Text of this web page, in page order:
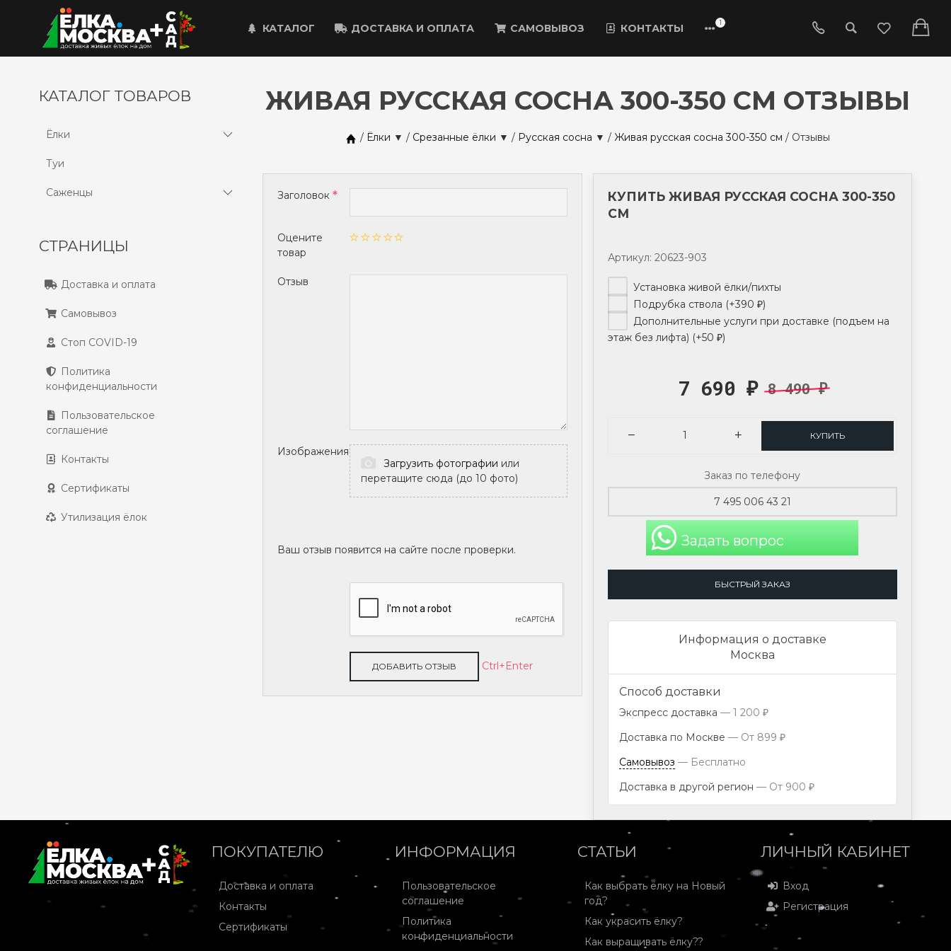
КАТАЛОГ ДОСТАВКА И ОПЛАТА САМОВЫВОЗ КОНТАКТЫ 1
КАТАЛОГ ТОВАРОВ
Ёлки
Туи
Саженцы
СТРАНИЦЫ
Доставка и оплата
Самовывоз
Стоп COVID-19
Политика
конфиденциальности
Пользовательское
соглашение
Контакты
Сертификаты
Утилизация ёлок
ЖИВАЯ РУССКАЯ СОСНА 300-350 СМ ОТЗЫВЫ
/ Ёлки ▼ / Срезанные ёлки ▼ / Русская сосна ▼ / Живая русская сосна 300-350 см / Отзывы
КУПИТЬ ЖИВАЯ РУССКАЯ СОСНА 300-350
СМ
Артикул: 20623-903
Установка живой ёлки/пихты
Подрубка ствола (+390 ₽)
Дополнительные услуги при доставке (подъем на
этаж без лифта) (+50 ₽)
7 690 ₽ 8 490₽
КУПИТЬ
Заказ по телефону
7 495 006 43 21
Задать вопрос
БЫСТРЫЙ ЗАКАЗ
Информация о доставке
Москва
Способ доставки
Экспресс доставка 1 200 ₽
Доставка по Москве От 899 ₽
Самовывоз
Бесплатно
Доставка в другой регион
От 900 ₽
Заголовок
Оцените
товар
Отзыв
Изображения
Загрузить фотографии или
перетащите сюда (до 10 фото)
Ваш отзыв появится на сайте после проверки.
Ctrl+Enter
ПОКУПАТЕЛЮ
Доставка и оплата
Контакты
Сертификаты
ИНФОРМАЦИЯ
Пользовательское
соглашение
Политика
конфиденциальности
СТАТЬИ
Как выбрать ёлку на Новый
год?
Как украсить ёлку?
Как выращивать ёлку??
ЛИЧНЫЙ КАБИНЕТ
Вход
Регистрация